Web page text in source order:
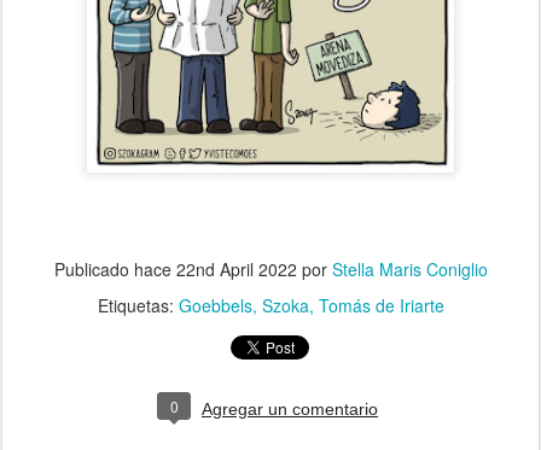
Publicado hace 22nd April 2022 por Stella Maris Coniglio
Etiquetas: Goebbels Szoka Tomás de Iriarte
0 Agregar un comentario